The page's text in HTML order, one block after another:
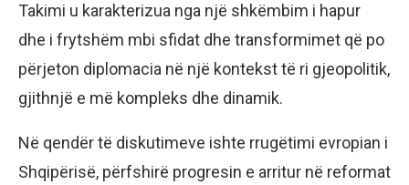
Takimi u karakterizua nga një shkëmbim i hapur
dhe i frytshëm mbi sfidat dhe transformimet që po
përjeton diplomacia në një kontekst të ri gjeopolitik,
gjithnjë e më kompleks dhe dinamik.
Në qendër të diskutimeve ishte rrugëtimi evropian i
Shqipërisë, përfshirë progresin e arritur në reformat